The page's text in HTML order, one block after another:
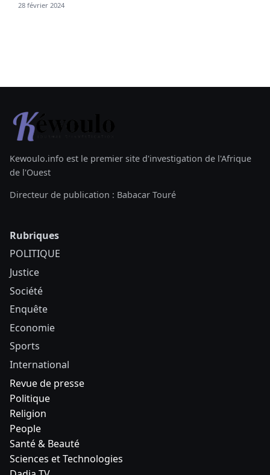
28 février 2024
Kewoulo.info est le premier site d'investigation de l'Afrique
de l'Ouest
Directeur de publication : Babacar Touré
Rubriques
POLITIQUE
Justice
Société
Enquête
Economie
Sports
International
Revue de presse
Politique
Religion
People
Santé & Beauté
Sciences et Technologies